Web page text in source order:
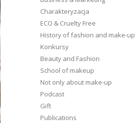
Charakteryzacja
ECO & Cruelty Free
History of fashion and make-up
Konkursy
Beauty and Fashion
School of makeup
Not only about make-up
Podcast
Gift
Publications